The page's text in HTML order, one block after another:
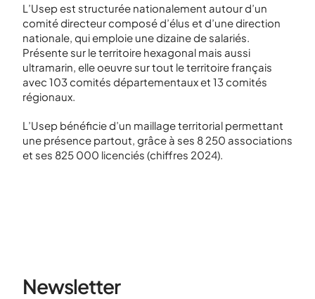
L’Usep est structurée nationalement autour d’un
comité directeur composé d’élus et d’une direction
nationale, qui emploie une dizaine de salariés.
Présente sur le territoire hexagonal mais aussi
ultramarin, elle oeuvre sur tout le territoire français
avec 103 comités départementaux et 13 comités
régionaux.
L’Usep bénéficie d’un maillage territorial permettant
une présence partout, grâce à ses 8 250 associations
et ses 825 000 licenciés (chiffres 2024).
Newsletter